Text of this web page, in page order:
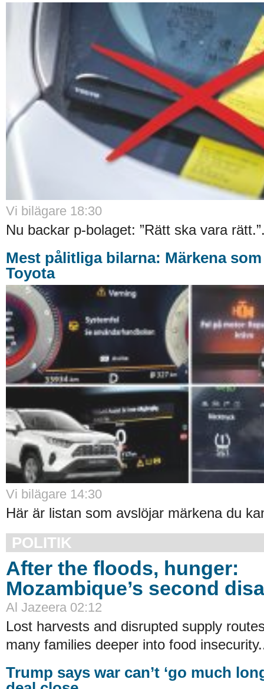
Vi bilägare 18:30
Nu backar p-bolaget: ”Rätt ska vara
Mest pålitliga bilarna: Märkena
Toyota
Vi bilägare 14:30
Här är listan som avslöjar märkena du
POLITIK
After the floods, hunger:
Mozambique’s second
Al Jazeera 02:12
Lost harvests and disrupted supply
many families deeper into food
Trump says war can’t ‘go much